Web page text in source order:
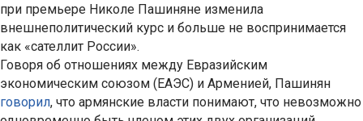
при премьере Николе Пашиняне изменила
внешнеполитический курс и больше не воспринимается
как «сателлит России».
Говоря об отношениях между Евразийским
экономическим союзом (ЕАЭС) и Арменией, Пашинян
говорил, что армянские власти понимают, что невозможно